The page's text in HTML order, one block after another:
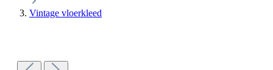
Vintage vloerkleed